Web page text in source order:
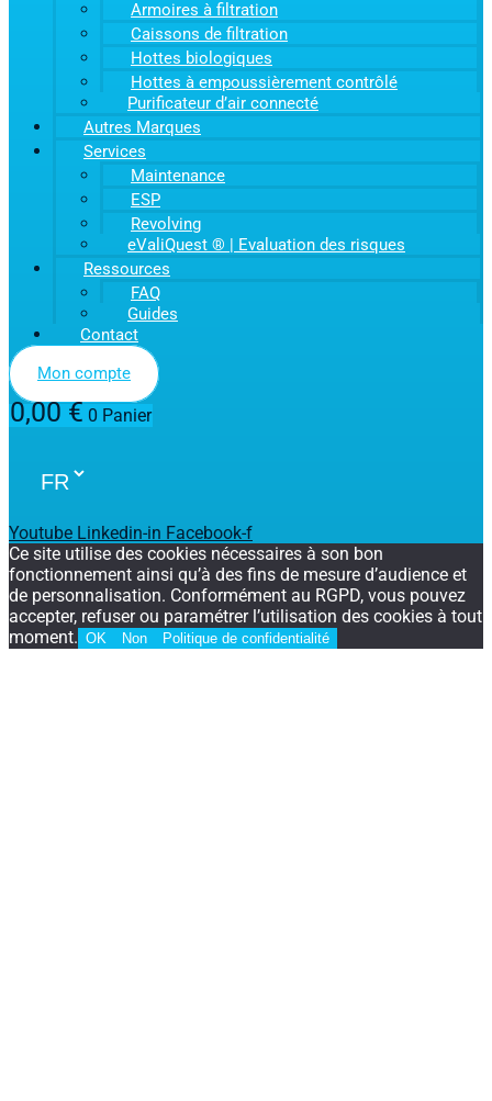
Armoires à filtration
Caissons de filtration
Hottes biologiques
Hottes à empoussièrement contrôlé
Purificateur d’air connecté
Autres Marques
Services
Maintenance
ESP
Revolving
eValiQuest ® | Evaluation des risques
Ressources
FAQ
Guides
Contact
Mon compte
0,00€ 0 Panier
Youtube Linkedin-in Facebook-f
Ce site utilise des cookies nécessaires à son bon
fonctionnement ainsi qu’à des fins de mesure d’audience et
de personnalisation. Conformément au RGPD, vous pouvez
accepter, refuser ou paramétrer l’utilisation des cookies à tout
moment. OK Non Politique de confidentialité